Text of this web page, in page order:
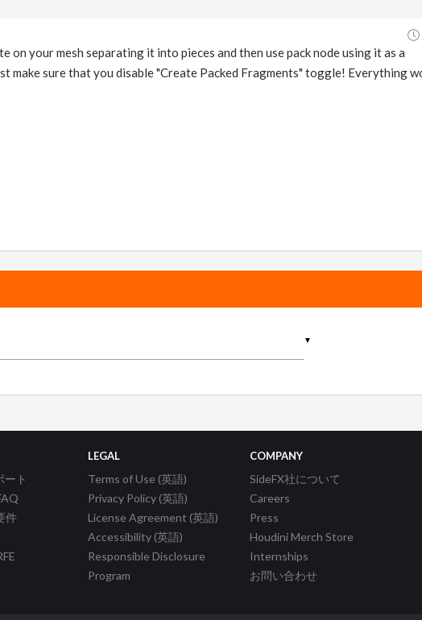
on your mesh separating it into pieces and then use pack node using it as a
make sure that you disable "Create Packed Fragments" toggle! Everything
▼
ート
件
LEGAL
Terms of Use (英語)
Privacy Policy (英語)
License Agreement (英語)
Accessibility (英語)
Responsible Disclosure
Program
COMPANY
SideFX社について
Careers
Press
Houdini Merch Store
Internships
お問い合わせ